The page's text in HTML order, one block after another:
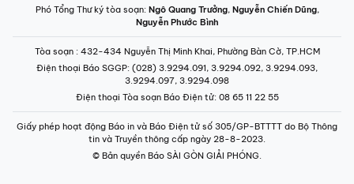
Phó Tổng Thư ký tòa soạn: Ngô Quang Trưởng, Nguyễn Chiến Dũng,
Nguyễn Phước Bình
Tòa soạn : 432-434 Nguyễn Thị Minh Khai, Phường Bàn Cờ, TP.HCM
Điện thoại Báo SGGP: (028) 3.9294.091, 3.9294.092, 3.9294.093,
3.9294.097, 3.9294.098
Điện thoại Tòa soạn Báo Điện tử: 08 65 11 22 55
Giấy phép hoạt động Báo in và Báo Điện tử số 305/GP-BTTTT do Bộ Thông
tin và Truyền thông cấp ngày 28-8-2023.
© Bản quyền Báo SÀI GÒN GIẢI PHÓNG.